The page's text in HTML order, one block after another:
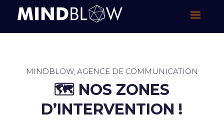
MINDBLOW, AGENCE DE COMMUNICATION
🗺️ ​NOS ZONES
D’INTERVENTION !